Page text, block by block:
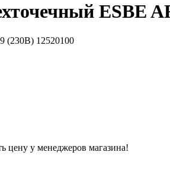
ESBE
цену у менеджеров магазина!